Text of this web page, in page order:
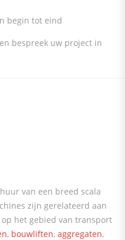
begin tot eind
bespreek uw project in
van een breed scala
zijn gerelateerd aan
het gebied van transport
, bouwliften, aggregaten,